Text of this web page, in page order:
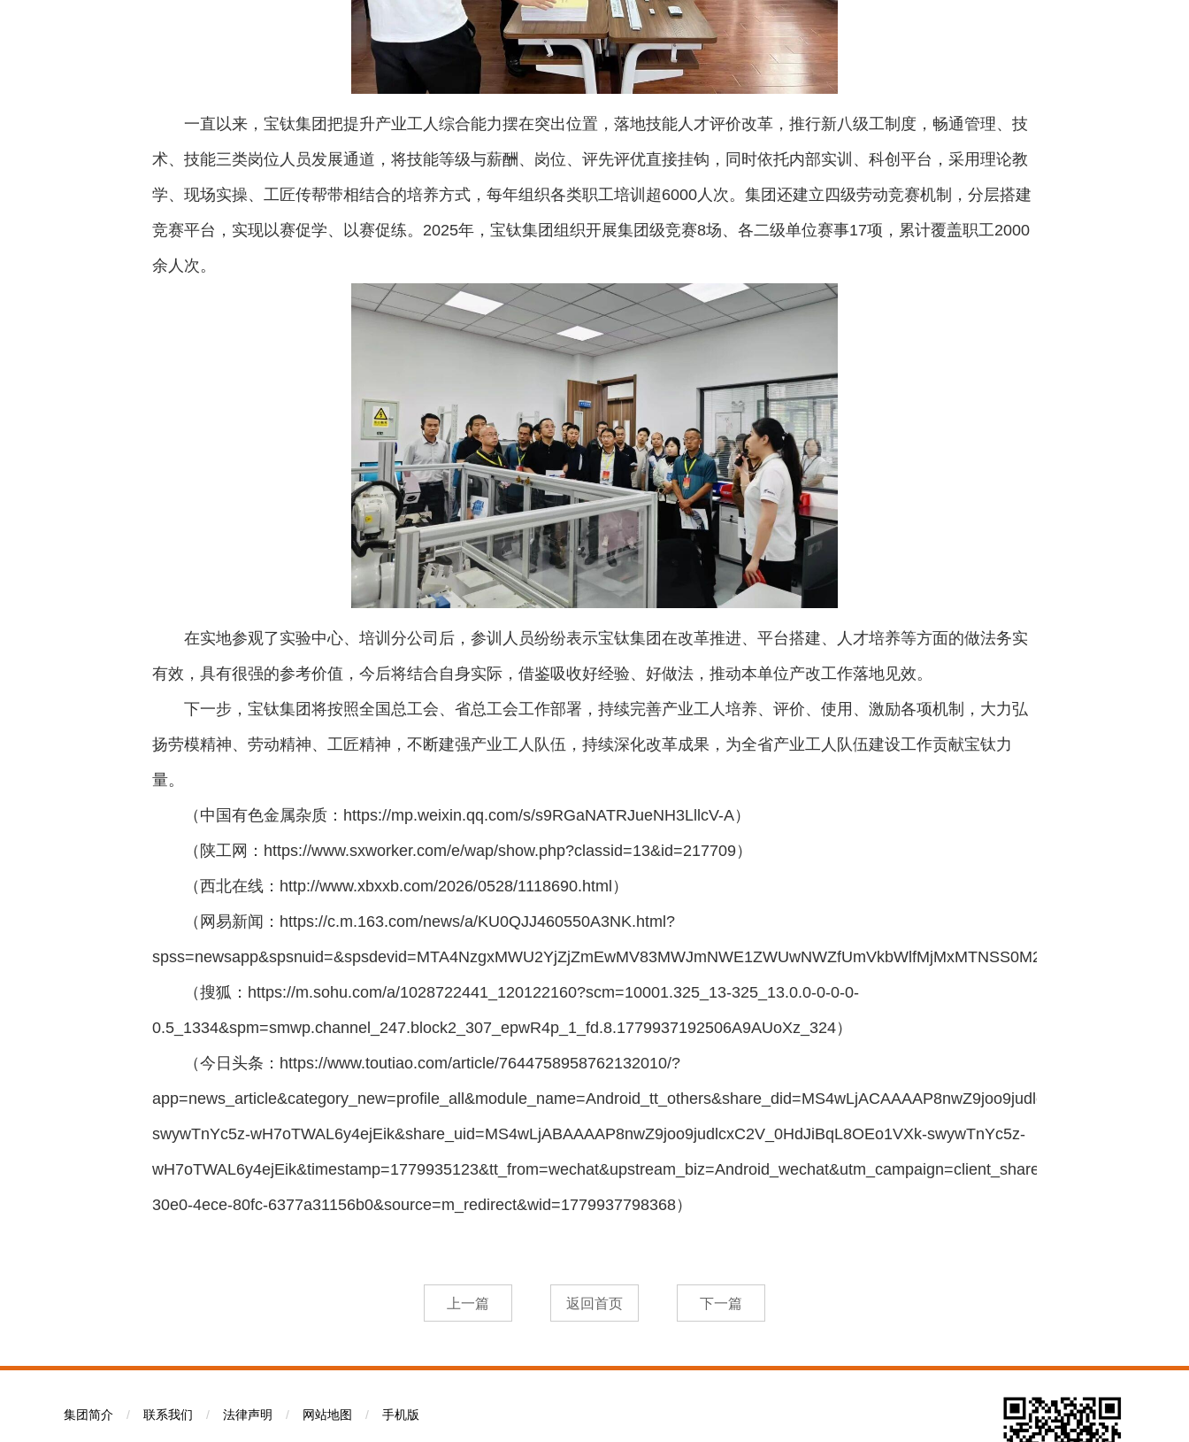
一直以来，宝钛集团把提升产业工人综合能力摆在突出位置，落地技能人才评价改革，推行新八级工制度，畅通管理、技
术、技能三类岗位人员发展通道，将技能等级与薪酬、岗位、评先评优直接挂钩，同时依托内部实训、科创平台，采用理论教
学、现场实操、工匠传帮带相结合的培养方式，每年组织各类职工培训超6000人次。集团还建立四级劳动竞赛机制，分层搭建
竞赛平台，实现以赛促学、以赛促练。2025年，宝钛集团组织开展集团级竞赛8场、各二级单位赛事17项，累计覆盖职工2000
余人次。
在实地参观了实验中心、培训分公司后，参训人员纷纷表示宝钛集团在改革推进、平台搭建、人才培养等方面的做法务实
有效，具有很强的参考价值，今后将结合自身实际，借鉴吸收好经验、好做法，推动本单位产改工作落地见效。
下一步，宝钛集团将按照全国总工会、省总工会工作部署，持续完善产业工人培养、评价、使用、激励各项机制，大力弘
扬劳模精神、劳动精神、工匠精神，不断建强产业工人队伍，持续深化改革成果，为全省产业工人队伍建设工作贡献宝钛力
量。
（中国有色金属杂质：https://mp.weixin.qq.com/s/s9RGaNATRJueNH3LllcV-A）
（陕工网：https://www.sxworker.com/e/wap/show.php?classid=13&id=217709）
（西北在线：http://www.xbxxb.com/2026/0528/1118690.html）
（网易新闻：https://c.m.163.com/news/a/KU0QJJ460550A3NK.html?
（搜狐：https://m.sohu.com/a/1028722441_120122160?scm=10001.325_13-325_13.0.0-0-0-0-
0.5_1334&spm=smwp.channel_247.block2_307_epwR4p_1_fd.8.1779937192506A9AUoXz_324）
（今日头条：https://www.toutiao.com/article/7644758958762132010/?
swywTnYc5z-wH7oTWAL6y4ejEik&share_uid=MS4wLjABAAAAP8nwZ9joo9judlcxC2V_0HdJiBqL8OEo1VXk-swywTnYc5z-
30e0-4ece-80fc-6377a31156b0&source=m_redirect&wid=1779937798368）
集团简介 / 联系我们 / 法律声明 / 网站地图 / 手机版